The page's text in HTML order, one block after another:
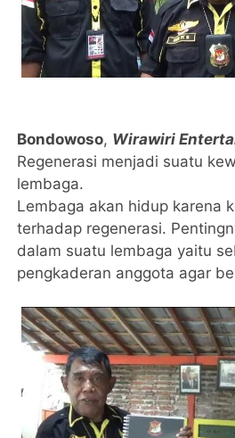
Bondowoso, Wirawiri
Regenerasi menjadi suatu
lembaga.
Lembaga akan hidup karena
terhadap regenerasi.
dalam suatu lembaga yaitu
pengkaderan anggota agar